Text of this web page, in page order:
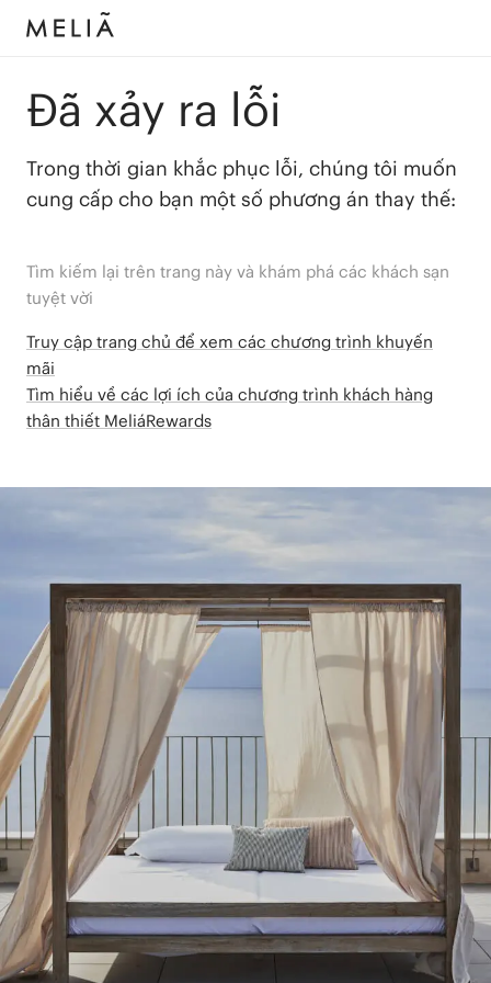
Đã xảy ra lỗi
Trong thời gian khắc phục lỗi, chúng tôi muốn
cung cấp cho bạn một số phương án thay thế:
Tìm kiếm lại trên trang này và khám phá các khách sạn
tuyệt vời
Truy cập trang chủ để xem các chương trình khuyến
mãi
Tìm hiểu về các lợi ích của chương trình khách hàng
thân thiết MeliáRewards